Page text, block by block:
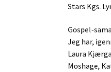
Stars Kgs.
Gospel-
Jeg har,
Laura
Moshage,